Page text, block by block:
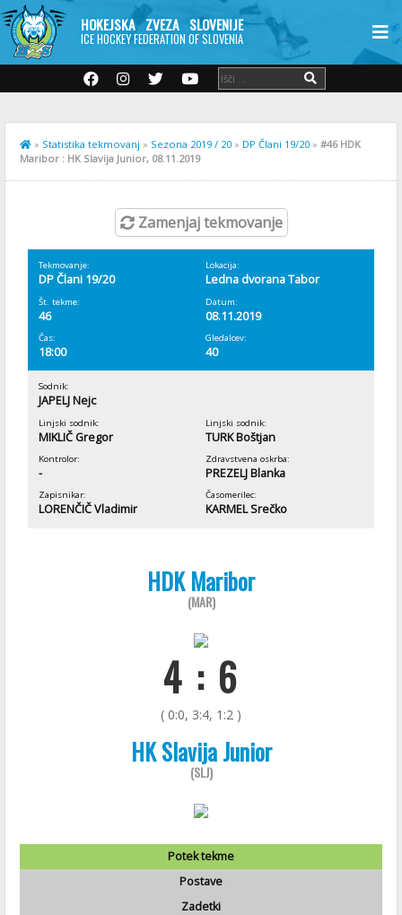
HOKEJSKA ZVEZA SLOVENIJE
ICE HOCKEY FEDERATION OF SLOVENIA
» Statistika tekmovanj » Sezona 2019 / 20 » DP Člani 19/20 » #46 HDK
Maribor : HK Slavija Junior, 08.11.2019
Zamenjaj tekmovanje
Tekmovanje:
DP Člani 19/20
Lokacija:
Ledna dvorana Tabor
Št. tekme:
46
Datum:
08.11.2019
Čas:
18:00
Gledalcev:
40
Sodnik:
JAPELJ Nejc
Linjski sodnik:
MIKLIČ Gregor
Linjski sodnik:
TURK Boštjan
Kontrolor:
-
Zdravstvena oskrba:
PREZELJ Blanka
Zapisnikar:
LORENČIČ Vladimir
Časomerilec:
KARMEL Srečko
HDK Maribor
(MAR)
4 : 6
( 0:0, 3:4, 1:2 )
HK Slavija Junior
(SLJ)
Potek tekme
Postave
Zadetki